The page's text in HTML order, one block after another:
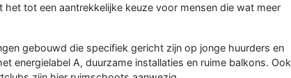
het tot een aantrekkelijke keuze voor mensen die wat meer
gebouwd die specifiek gericht zijn op jonge huurders en
energielabel A, duurzame installaties en ruime balkons. Ook